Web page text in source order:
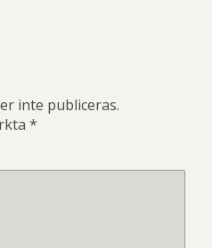
inte publiceras.
*